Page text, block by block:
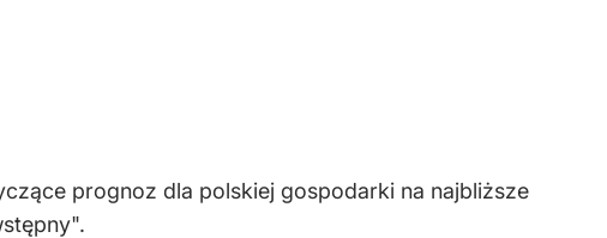
prognoz dla polskiej gospodarki na najbliższe